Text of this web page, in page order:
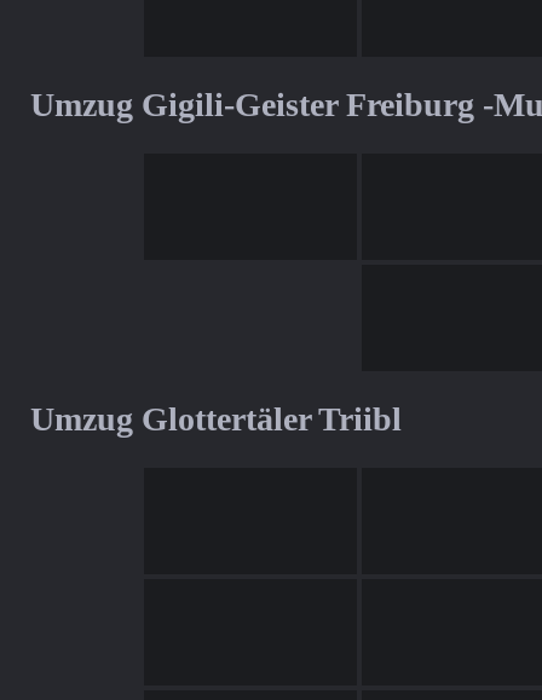
Umzug Gigili-Geister Freiburg -
Umzug Glottertäler Triibl